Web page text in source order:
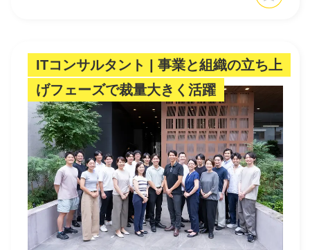
ITコンサルタント | 事業と組織の立ち上
げフェーズで裁量大きく活躍